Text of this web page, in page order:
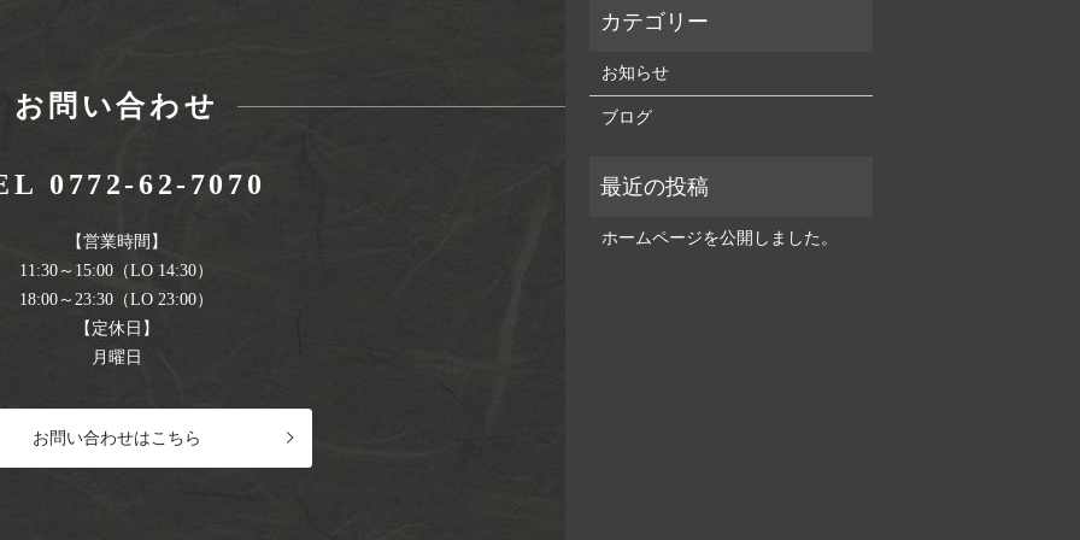
お問い合わせ
0772-62-7070
【営業時間】
11:30～15:00（LO 14:30）
18:00～23:30（LO 23:00）
【定休日】
月曜日
お問い合わせはこちら
お知らせ
ブログ
ホームページを公開しました。